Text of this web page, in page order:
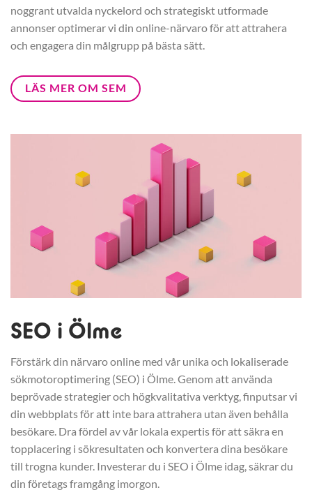
noggrant utvalda nyckelord och strategiskt utformade
annonser optimerar vi din online-närvaro för att attrahera
och engagera din målgrupp på bästa sätt.
LÄS MER OM SEM
SEO i Ölme
Förstärk din närvaro online med vår unika och lokaliserade
sökmotoroptimering (SEO) i Ölme. Genom att använda
beprövade strategier och högkvalitativa verktyg, finputsar vi
din webbplats för att inte bara attrahera utan även behålla
besökare. Dra fördel av vår lokala expertis för att säkra en
topplacering i sökresultaten och konvertera dina besökare
till trogna kunder. Investerar du i SEO i Ölme idag, säkrar du
din företags framgång imorgon.